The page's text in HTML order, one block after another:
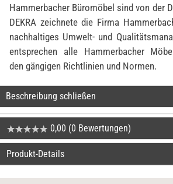
Hammerbacher Büromöbel sind von der
DEKRA zeichnete die Firma
nachhaltiges Umwelt- und
entsprechen alle Hammerbacher
den gängigen Richtlinien und Normen.
Beschreibung schließen
0,00 (0 Bewertungen)
Produkt-Details